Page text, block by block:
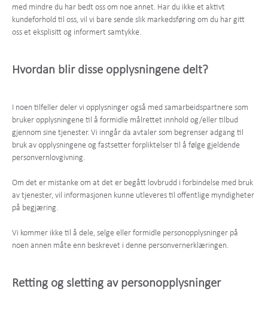
med mindre du har bedt oss om noe annet. Har du ikke et aktivt
kundeforhold til oss, vil vi bare sende slik markedsføring om du har gitt
oss et eksplisitt og informert samtykke.
Hvordan blir disse opplysningene delt?
I noen tilfeller deler vi opplysninger også med samarbeidspartnere som
bruker opplysningene til å formidle målrettet innhold og/eller tilbud
gjennom sine tjenester. Vi inngår da avtaler som begrenser adgang til
bruk av opplysningene og fastsetter forpliktelser til å følge gjeldende
personvernlovgivning.
Om det er mistanke om at det er begått lovbrudd i forbindelse med bruk
av tjenester, vil informasjonen kunne utleveres til offentlige myndigheter
på begjæring.
Vi kommer ikke til å dele, selge eller formidle personopplysninger på
noen annen måte enn beskrevet i denne personvernerklæringen.
Retting og sletting av personopplysninger